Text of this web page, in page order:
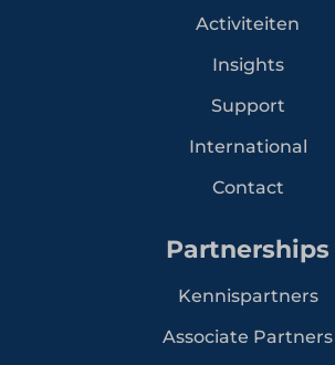
Activiteiten
Insights
Support
International
Contact
Partnerships
Kennispartners
Associate Partners